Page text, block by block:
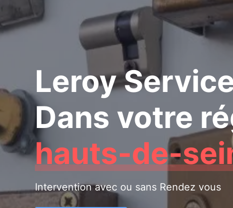
Leroy
Dans votre
hauts-de-
Intervention avec ou sans Rendez vous